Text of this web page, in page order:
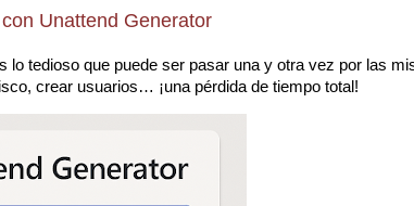
Unattend Generator
tedioso que puede ser pasar una y otra vez por las
crear usuarios… ¡una pérdida de tiempo total!